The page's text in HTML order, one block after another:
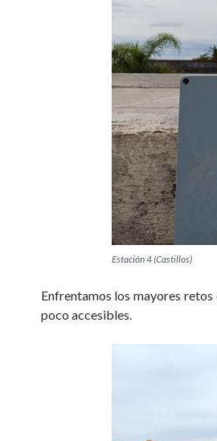
Estación 4 (Castillos)
Enfrentamos los mayores retos
poco accesibles.